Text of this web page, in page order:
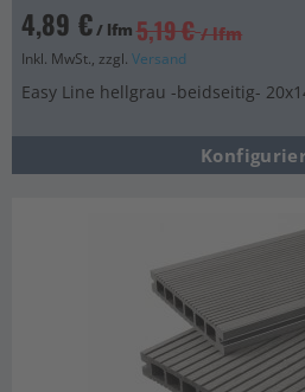
4,89 €/ lfm 5,19 € / lfm
Inkl. MwSt., zzgl. Versand
Easy Line hellgrau -beidseitig-